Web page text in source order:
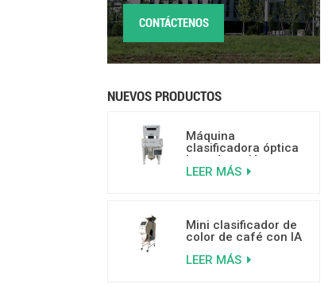
CONTÁCTENOS
NUEVOS PRODUCTOS
Máquina
clasificadora óptica
basada en IA para
frutos secos de 500
LEER MÁS
Mini clasificador de
color de café con IA
de café mohosos,
LEER MÁS